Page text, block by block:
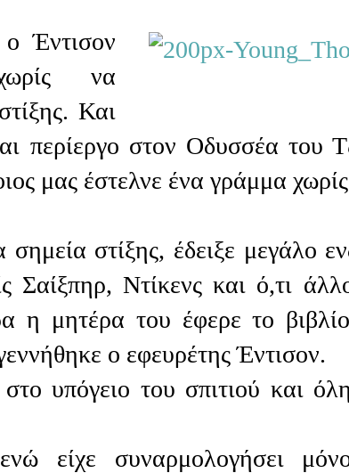
Έντισον
να
Και
περίεργο στον Οδυσσέα του
μας έστελνε ένα γράμμα
στίξης, έδειξε μεγάλο
Σαίξπηρ, Ντίκενς και ό,τι
η μητέρα του έφερε το
ο εφευρέτης Έντισον.
υπόγειο του σπιτιού και
είχε συναρμολογήσει